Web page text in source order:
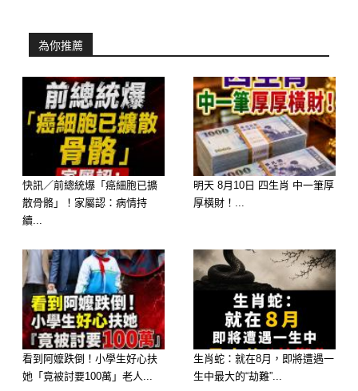
絡之情。對你不的人，會覺得你蠻內
熟人面前的你，可是挺多話而且熱情，
一點也不冰呢。
你是典型的悶騷一族，不管熟不熟，在
眾人面前，你總是擺出一副沉默是金的
模樣，所以在團體中，你甚至常會被忽
略。但是只要和少數一、二知心老友在
一起時，你那三八加十三點的一面，就
馬上原形畢露了。
C
為你推薦
快訊／前總統爆「癌細胞已擴
散骨骼」！家屬認：病情持
續...
明天 8月10日 四生肖 中一筆厚
厚橫財！...
看到阿嬤跌倒！小學生好心扶
她「竟被討要100萬」老人...
生肖蛇：就在8月，即將遭遇一
生中最大的“劫難”...